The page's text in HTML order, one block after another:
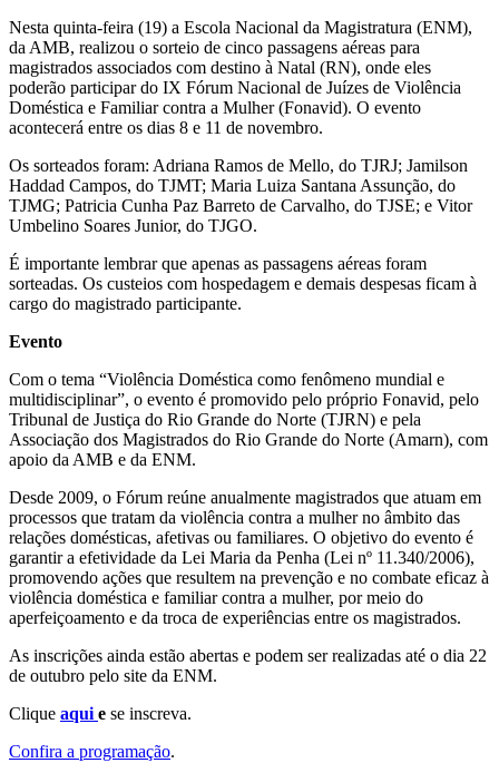
Nesta quinta-feira (19) a Escola Nacional da Magistratura (ENM),
da AMB, realizou o sorteio de cinco passagens aéreas para
magistrados associados com destino à Natal (RN), onde eles
poderão participar do IX Fórum Nacional de Juízes de Violência
Doméstica e Familiar contra a Mulher (Fonavid). O evento
acontecerá entre os dias 8 e 11 de novembro.
Os sorteados foram: Adriana Ramos de Mello, do TJRJ; Jamilson
Haddad Campos, do TJMT; Maria Luiza Santana Assunção, do
TJMG; Patricia Cunha Paz Barreto de Carvalho, do TJSE; e Vitor
Umbelino Soares Junior, do TJGO.
É importante lembrar que apenas as passagens aéreas foram
sorteadas. Os custeios com hospedagem e demais despesas ficam à
cargo do magistrado participante.
Evento
Com o tema “Violência Doméstica como fenômeno mundial e
multidisciplinar”, o evento é promovido pelo próprio Fonavid, pelo
Tribunal de Justiça do Rio Grande do Norte (TJRN) e pela
Associação dos Magistrados do Rio Grande do Norte (Amarn), com
apoio da AMB e da ENM.
Desde 2009, o Fórum reúne anualmente magistrados que atuam em
processos que tratam da violência contra a mulher no âmbito das
relações domésticas, afetivas ou familiares. O objetivo do evento é
garantir a efetividade da Lei Maria da Penha (Lei nº 11.340/2006),
promovendo ações que resultem na prevenção e no combate eficaz à
violência doméstica e familiar contra a mulher, por meio do
aperfeiçoamento e da troca de experiências entre os magistrados.
As inscrições ainda estão abertas e podem ser realizadas até o dia 22
de outubro pelo site da ENM.
Clique aqui e se inscreva.
Confira a programação.